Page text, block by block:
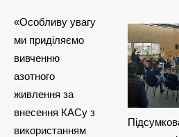
«Особливу увагу
ми приділяємо
вивченню
азотного
живлення за
внесення КАСу з
використанням